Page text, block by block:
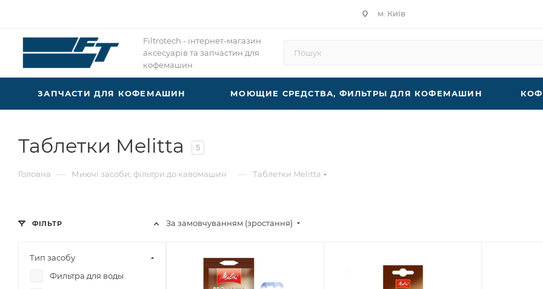
м. Київ
Filtrotech - інтернет-магазин
аксесуарів та запчастин для
кофемашин
ЗАПЧАСТИ ДЛЯ КОФЕМАШИН МОЮЩИЕ СРЕДСТВА, ФИЛЬТРЫ ДЛЯ КОФЕМАШИН
Таблетки Melitta 5
Головна — Миючі засоби, фільтри до кавомашин — Таблетки Melitta
За замовчуванням (зростання)
ФІЛЬТР
Тип засобу
Фильтра для воды